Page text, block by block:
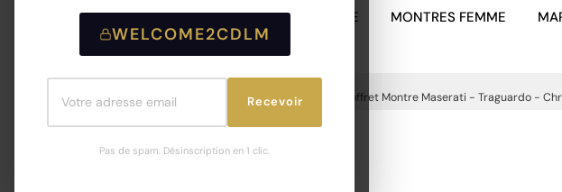
WELCOME2CDLM
Recevoir
Pas de spam. Désinscription en 1 clic.
MONTRES HOMME MONTRES FEMME
Accueil Montres Montres Homme Coffret Montre Maserati - Traguardo -